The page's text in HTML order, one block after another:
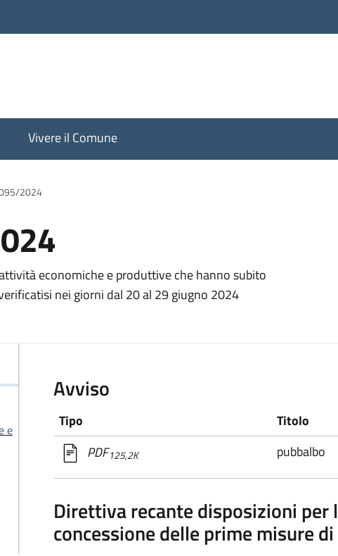
Vivere il Comune
2024
economiche e produttive che hanno subito
nei giorni dal 20 al 29 giugno 2024
e
Avviso
Tipo Titolo
PDF125,2K pubbalbo
Direttiva recante disposizioni per
concessione delle prime misure